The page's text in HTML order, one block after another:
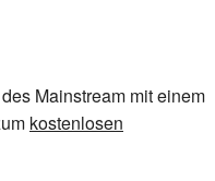
Mainstream mit einem
kostenlosen